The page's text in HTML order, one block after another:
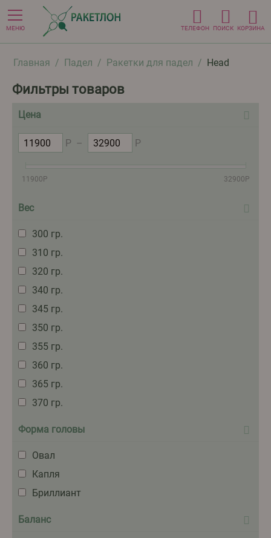
МЕНЮ ТЕЛЕФОН ПОИСК КОРЗИНА
Главная / Падел / Ракетки для падел / Head
Фильтры товаров
Цена
Р – Р
11900 Р 32900 Р
Вес
300 гр.
310 гр.
320 гр.
340 гр.
345 гр.
350 гр.
355 гр.
360 гр.
365 гр.
370 гр.
Форма головы
Овал
Капля
Бриллиант
Баланс